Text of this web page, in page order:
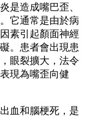
造成嘴巴歪、
它通常是由於病
素引起顏面神經
。患者會出現患
眼裂擴大，法令
現為嘴歪向健
血和腦梗死，是